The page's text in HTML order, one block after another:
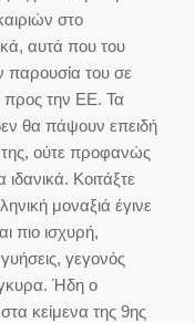
στο
αυτά που του
παρουσία του σε
προς την ΕΕ. Τα
θα πάψουν επειδή
της, ούτε προφανώς
Κοιτάξτε
μοναξιά έγινε
πιο ισχυρή,
γεγονός
Ήδη ο
κείμενα της 9ης